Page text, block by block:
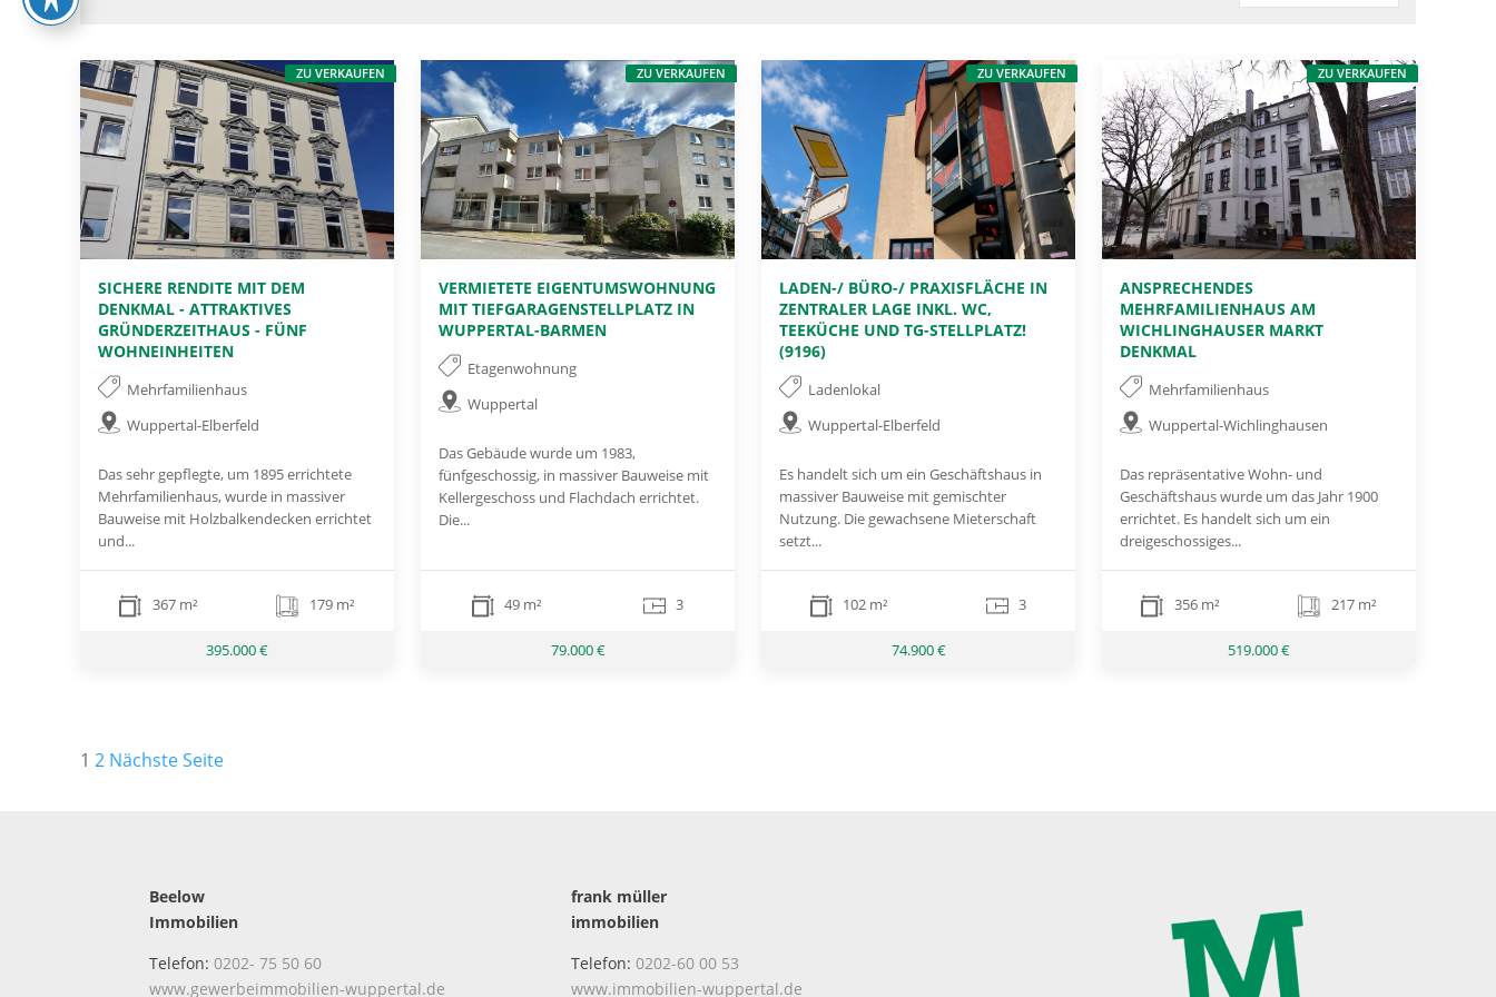
SICHERE RENDITE MIT DEM
DENKMAL - ATTRAKTIVES
GRÜNDERZEITHAUS - FÜNF
WOHNEINHEITEN
Mehrfamilienhaus
Wuppertal-Elberfeld
Das sehr gepflegte, um 1895 errichtete
Mehrfamilienhaus, wurde in massiver
Bauweise mit Holzbalkendecken errichtet
und...
367 m² 179 m²
395.000 €
ZU VERKAUFEN
VERMIETETE EIGENTUMSWOHNUNG
MIT TIEFGARAGENSTELLPLATZ IN
WUPPERTAL-BARMEN
Etagenwohnung
Wuppertal
Das Gebäude wurde um 1983,
fünfgeschossig, in massiver Bauweise mit
Kellergeschoss und Flachdach errichtet.
Die...
49 m² 3
79.000 €
ZU VERKAUFEN
LADEN-/ BÜRO-/ PRAXISFLÄCHE IN
ZENTRALER LAGE INKL. WC,
TEEKÜCHE UND TG-STELLPLATZ!
(9196)
Ladenlokal
Wuppertal-Elberfeld
Es handelt sich um ein Geschäftshaus in
massiver Bauweise mit gemischter
Nutzung. Die gewachsene Mieterschaft
setzt...
102 m² 3
74.900 €
ZU VERKAUFEN
ANSPRECHENDES
MEHRFAMILIENHAUS AM
WICHLINGHAUSER MARKT
DENKMAL
Mehrfamilienhaus
Wuppertal-Wichlinghausen
Das repräsentative Wohn- und
Geschäftshaus wurde um das Jahr 1900
errichtet. Es handelt sich um ein
dreigeschossiges...
356 m² 217 m²
519.000 €
ZU VERKAUFEN
Seitennummerierung
1 2 Nächste Seite
Beelow
Immobilien
Telefon:0202- 75 50 60
www.gewerbeimmobilien-wuppertal.de
frank müller
immobilien
Telefon: 0202-60 00 53
www.immobilien-wuppertal.de